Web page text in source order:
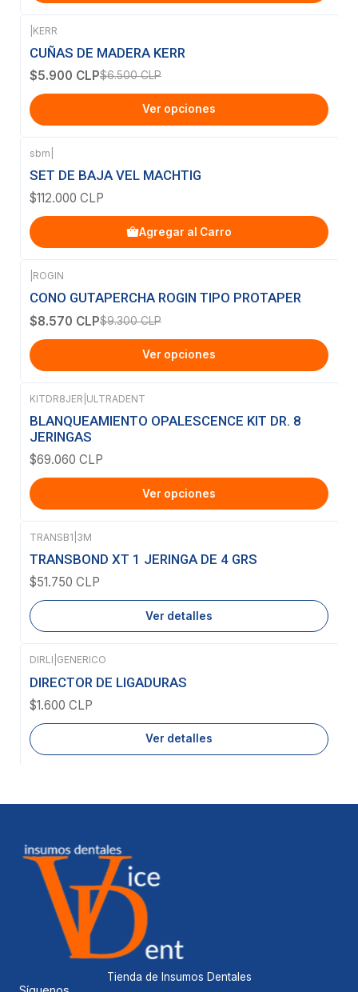
-9% OFF
KERR
CUÑAS DE MADERA KERR
$5.900 CLP$6.500 CLP
Ver opciones
sbm
SET DE BAJA VEL MACHTIG
$112.000 CLP
Agregar al Carro
-8%OFF
ROGIN
CONO GUTAPERCHA ROGIN TIPO PROTAPER
$8.570 CLP$9.300 CLP
Ver opciones
KITDR8JER ULTRADENT
BLANQUEAMIENTO OPALESCENCE KIT DR. 8
JERINGAS
$69.060 CLP
Ver opciones
Agotado
TRANSB1 3M
TRANSBOND XT 1 JERINGA DE 4 GRS
$51.750 CLP
Ver detalles
Agotado
DIRLI GENERICO
DIRECTOR DE LIGADURAS
$1.600 CLP
Ver detalles
Tienda de Insumos Dentales